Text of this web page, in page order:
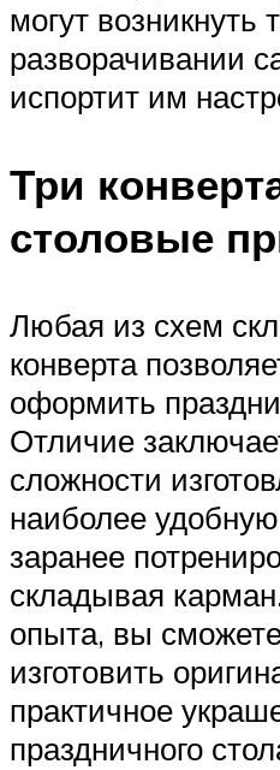
могут возникнуть
разворачивании
испортит им
Три
столовые
Любая из схем
конверта
оформить
Отличие
сложности
наиболее
заранее
складывая
опыта, вы
изготовить
практичное
праздничного